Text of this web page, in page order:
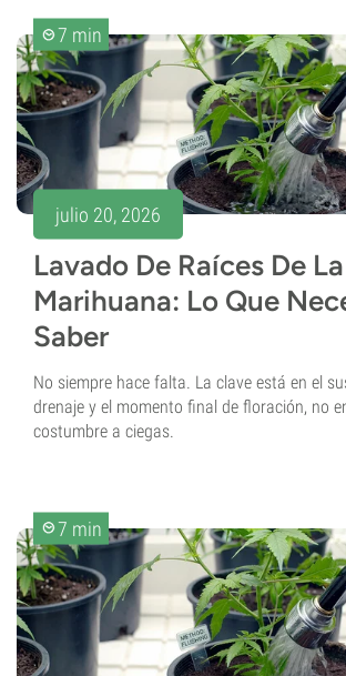
7 min
julio 20, 2026
Lavado De Raíces De La
Marihuana: Lo Que
Saber
No siempre hace falta. La clave está en el
drenaje y el momento final de floración, no
costumbre a ciegas.
7 min